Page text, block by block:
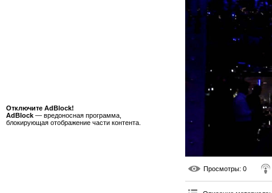
Отключите AdBlock!
AdBlock — вредоносная программа,
блокирующая отображение части контента.
Просмотры: 0